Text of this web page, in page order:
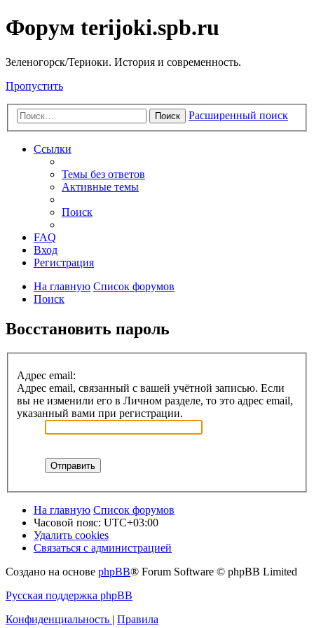
Форум terijoki.spb.ru
Зеленогорск/Териоки. История и современность.
Пропустить
Поиск Расширенный поиск
Ссылки
Темы без ответов
Активные темы
Поиск
FAQ
Вход
Регистрация
На главную Список форумов
Поиск
Восстановить пароль
Адрес email:
Адрес email, связанный с вашей учётной записью. Если
вы не изменили его в Личном разделе, то это адрес email,
указанный вами при регистрации.
На главную Список форумов
Часовой пояс: UTC+03:00
Удалить cookies
Связаться с администрацией
Создано на основе phpBB® Forum Software © phpBB Limited
Русская поддержка phpBB
Конфиденциальность | Правила